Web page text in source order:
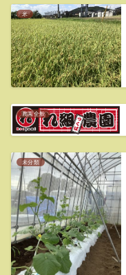
米
農園全般
未分類